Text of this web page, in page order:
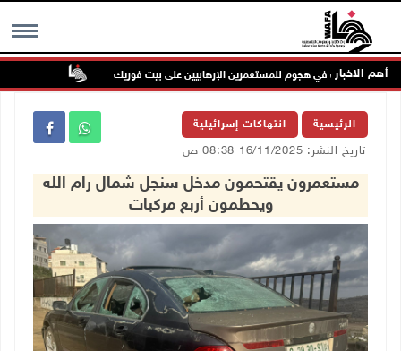
MENU أهم الاخبار
إصابتان في هجوم للمستعمرين الإرهابيين على بيت فوريك
الرئيسية انتهاكات إسرائيلية
تاريخ النشر: 16/11/2025 08:38 ص
مستعمرون يقتحمون مدخل سنجل شمال رام الله
ويحطمون أربع مركبات